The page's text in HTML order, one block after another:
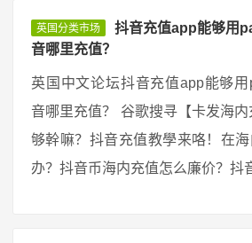
英国分类市场
抖音充值app能够用
音哪里充值？
英国中文论坛抖音充值app能够
音哪里充值？ 谷歌搜寻【卡发海
够幹嘛？抖音充值教學来咯！在
办？抖音币海内充值怎么廉价？抖